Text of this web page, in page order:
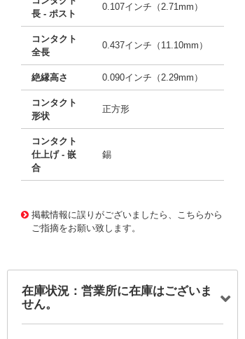
長 - ポスト
0.107インチ（2.71mm）
コンタクト
全長
0.437インチ（11.10mm）
絶縁高さ 0.090インチ（2.29mm）
コンタクト
形状
正方形
コンタクト
仕上げ - 嵌
合
錫
掲載情報に誤りがございましたら、こちらから
ご指摘をお願い致します。
在庫状況：営業所に在庫はございま
せん。